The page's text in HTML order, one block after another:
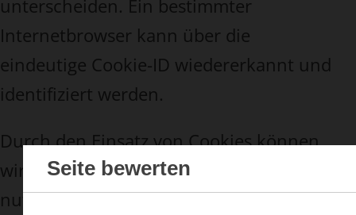
unterscheiden. Ein bestimmter
Internetbrowser kann über die
eindeutige Cookie-ID wiedererkannt und
identifiziert werden.
Durch den Einsatz von Cookies können
wir den Nutzern dieser Internetseite
nutzerfreundlichere Services
Seite bewerten